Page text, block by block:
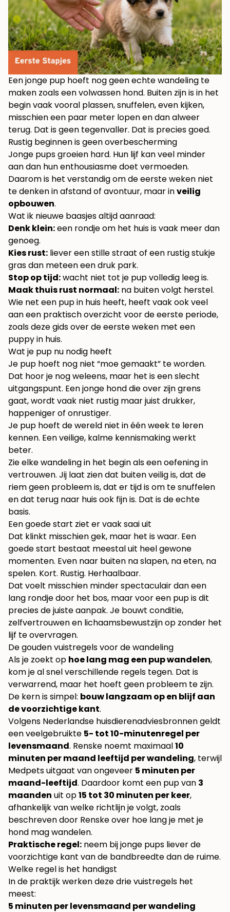
Een jonge pup hoeft nog geen echte wandeling te
maken zoals een volwassen hond. Buiten zijn is in het
begin vaak vooral plassen, snuffelen, even kijken,
misschien een paar meter lopen en dan alweer
terug. Dat is geen tegenvaller. Dat is precies goed.
Rustig beginnen is geen overbescherming
Jonge pups groeien hard. Hun lijf kan veel minder
aan dan hun enthousiasme doet vermoeden.
Daarom is het verstandig om de eerste weken niet
te denken in afstand of avontuur, maar inveilig
opbouwen.
Wat ik nieuwe baasjes altijd aanraad:
Denk klein:een rondje om het huis is vaak meer dan
genoeg.
Kies rust: liever een stille straat of een rustig stukje
gras dan meteen een druk park.
Stop op tijd:wacht niet tot je pup volledig leeg is.
Maak thuis rust normaal: na buiten volgt herstel.
Wie net een pup in huis heeft, heeft vaak ook veel
aan een praktisch overzicht voor de eerste periode,
zoals deze gids over deeerste weken met een
puppy in huis.
Wat je pup nu nodig heeft
Je pup hoeft nog niet “moe gemaakt” te worden.
Dat hoor je nog weleens, maar het is een slecht
uitgangspunt. Een jonge hond die over zijn grens
gaat, wordt vaak niet rustig maar juist drukker,
happeniger of onrustiger.
Je pup hoeft de wereld niet in één week te leren
kennen. Een veilige, kalme kennismaking werkt
beter.
Zie elke wandeling in het begin als een oefening in
vertrouwen. Jij laat zien dat buiten veilig is, dat de
riem geen probleem is, dat er tijd is om te snuffelen
en dat terug naar huis ook fijn is. Dat is de echte
basis.
Een goede start ziet er vaak saai uit
Dat klinkt misschien gek, maar het is waar. Een
goede start bestaat meestal uit heel gewone
momenten. Even naar buiten na slapen, na eten, na
spelen. Kort. Rustig. Herhaalbaar.
Dat voelt misschien minder spectaculair dan een
lang rondje door het bos, maar voor een pup is dit
precies de juiste aanpak. Je bouwt conditie,
zelfvertrouwen en lichaamsbewustzijn op zonder het
lijf te overvragen.
De gouden vuistregels voor de wandeling
Als je zoekt op hoe lang mag een pup wandelen,
kom je al snel verschillende regels tegen. Dat is
verwarrend, maar het hoeft geen probleem te zijn.
De kern is simpel: bouw langzaam op en blijf aan
de voorzichtige kant.
Volgens Nederlandse huisdierenadviesbronnen geldt
een veelgebruikte 5- tot 10-minutenregel per
levensmaand. Renske noemt maximaal10
minuten per maand leeftijd per wandeling, terwijl
Medpets uitgaat van ongeveer 5 minuten per
maand-leeftijd. Daardoor komt een pup van 3
maanden uit op15 tot 30 minuten per keer,
afhankelijk van welke richtlijn je volgt, zoals
beschreven door Renske over hoe lang je met je
hond mag wandelen.
Praktische regel: neem bij jonge pups liever de
voorzichtige kant van de bandbreedte dan de ruime.
Welke regel is het handigst
In de praktijk werken deze drie vuistregels het
meest:
5 minuten per levensmaand per wandeling